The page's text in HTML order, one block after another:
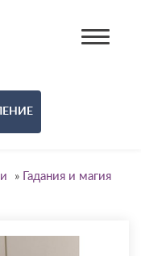
»
Гадания и магия